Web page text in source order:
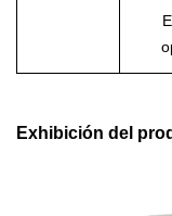
Exhibición del